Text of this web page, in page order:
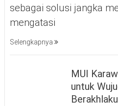
sebagai solusi jangka
mengatasi
Selengkapnya
MUI
untuk